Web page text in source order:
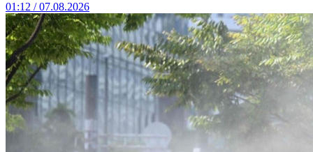
01:12 / 07.08.2026